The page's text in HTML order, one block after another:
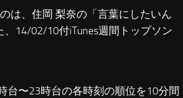
は、住岡 梨奈の「言葉にしたいん
14/02/10付iTunes週間トップソン
台〜23時台の各時刻の順位を10分間